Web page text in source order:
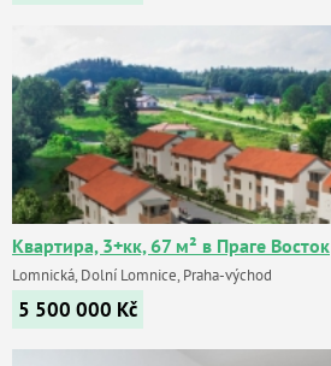
Квартира, 3+кк, 67 м² в Праге Восток
Lomnická, Dolní Lomnice, Praha-východ
5 500 000 Kč